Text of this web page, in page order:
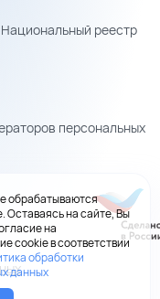
реестр
персональных
обрабатываются
Оставаясь на сайте, Вы
на
cookie в соответствии
обработки
данных